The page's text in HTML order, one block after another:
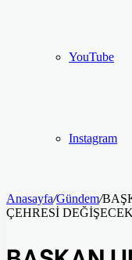
YouTube
Instagram
Anasayfa/Gündem/
ÇEHRESİ DEĞİŞECEK